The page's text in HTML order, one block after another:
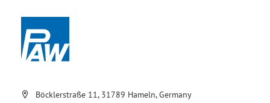
Böcklerstraße 11, 31789 Hameln, Germany